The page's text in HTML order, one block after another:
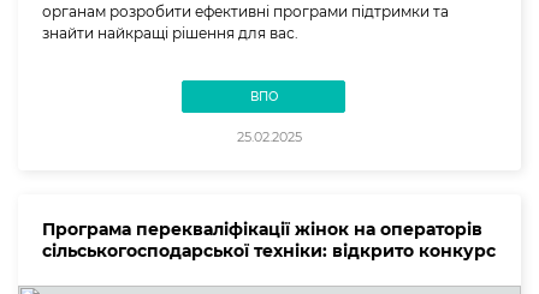
органам розробити ефективні програми підтримки та
знайти найкращі рішення для вас.
ВПО
25.02.2025
Програма перекваліфікації жінок на операторів
сільськогосподарської техніки: відкрито конкурс